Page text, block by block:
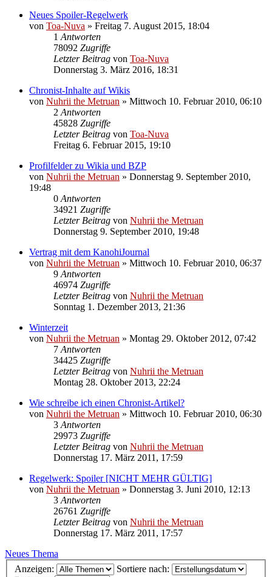
Neues Spoiler-Regelwerk
von Toa-Nuva » Freitag 7. August 2015, 18:04
1 Antworten
78092 Zugriffe
Letzter Beitrag von Toa-Nuva
Donnerstag 3. März 2016, 18:31
Chronist-Inhalte auf Wikis
von Nuhrii the Metruan » Mittwoch 10. Februar 2010, 06:10
2 Antworten
45828 Zugriffe
Letzter Beitrag von Toa-Nuva
Freitag 6. Februar 2015, 19:10
Profilfelder zu Wikia und BZP
von Nuhrii the Metruan » Donnerstag 9. September 2010,
19:48
0 Antworten
34921 Zugriffe
Letzter Beitrag von Nuhrii the Metruan
Donnerstag 9. September 2010, 19:48
Vertrag mit dem KanohiJournal
von Nuhrii the Metruan » Mittwoch 10. Februar 2010, 06:37
9 Antworten
46974 Zugriffe
Letzter Beitrag von Nuhrii the Metruan
Sonntag 1. Dezember 2013, 21:36
Winterzeit
von Nuhrii the Metruan » Montag 29. Oktober 2012, 07:42
7 Antworten
34425 Zugriffe
Letzter Beitrag von Nuhrii the Metruan
Montag 28. Oktober 2013, 22:24
Wie schreibe ich einen Chronist-Artikel?
von Nuhrii the Metruan » Mittwoch 10. Februar 2010, 06:30
3 Antworten
29973 Zugriffe
Letzter Beitrag von Nuhrii the Metruan
Donnerstag 17. März 2011, 17:59
Regelwerk: Spoiler [NICHT MEHR GÜLTIG]
von Nuhrii the Metruan » Donnerstag 3. Juni 2010, 12:13
3 Antworten
26761 Zugriffe
Letzter Beitrag von Nuhrii the Metruan
Donnerstag 17. März 2011, 17:57
Neues Thema
Anzeigen:
Sortiere nach: